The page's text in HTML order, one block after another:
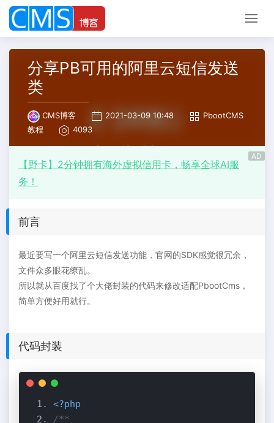
分享PB可用的阿里云短信发送
类
CMS博客 2021-03-09 10:48
PbootCMS
教程
4093
AD
【野卡】2分钟拥有海外虚拟信用卡，畅享全球AI服
务！
前言
最近要写一个阿里云短信发送功能，官网的SDK感觉很冗余，
文件众多眼花缭乱。
所以就从百度找了个大佬封装的代码来修改适配PbootCms，
简单方便好用就行。
代码封装
<?php